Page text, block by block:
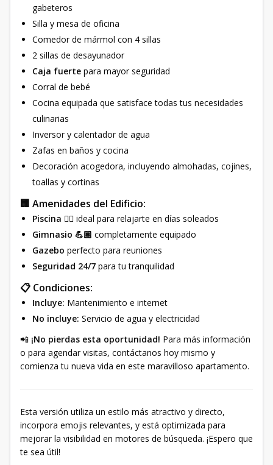
gabeteros
Silla y mesa de oficina
Comedor de mármol con 4 sillas
2 sillas de desayunador
Caja fuerte para mayor seguridad
Corral de bebé
Cocina equipada que satisface todas tus necesidades
culinarias
Inversor y calentador de agua
Zafas en baños y cocina
Decoración acogedora, incluyendo almohadas, cojines,
toallas y cortinas
🏢 Amenidades del Edificio:
Piscina 🏊‍♀️ ideal para relajarte en días soleados
Gimnasio 💪🏽 completamente equipado
Gazebo perfecto para reuniones
Seguridad 24/7 para tu tranquilidad
📋 Condiciones:
Incluye: Mantenimiento e internet
No incluye: Servicio de agua y electricidad
📲 ¡No pierdas esta oportunidad! Para más información
o para agendar visitas, contáctanos hoy mismo y
comienza tu nueva vida en este maravilloso apartamento.
Esta versión utiliza un estilo más atractivo y directo,
incorpora emojis relevantes, y está optimizada para
mejorar la visibilidad en motores de búsqueda. ¡Espero que
te sea útil!